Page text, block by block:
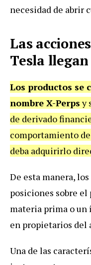
necesidad de abrir
Las
Tesla
Los productos se
nombre X-Perpsy
de derivado
comportamiento
deba adquirirlo
De esta manera,
posiciones sobre el
materia prima o
en propietarios del
Una de las